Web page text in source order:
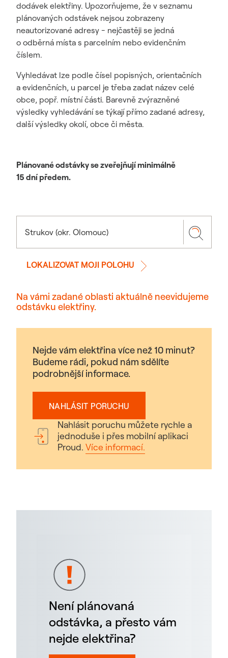
dodávek elektřiny. Upozorňujeme, že v seznamu
plánovaných odstávek nejsou zobrazeny
neautorizované adresy - nejčastěji se jedná
o odběrná místa s parcelním nebo evidenčním
číslem.
Vyhledávat lze podle čísel popisných, orientačních
a evidenčních, u parcel je třeba zadat název celé
obce, popř. místní části. Barevně zvýrazněné
výsledky vyhledávání se týkají přímo zadané adresy,
další výsledky okolí, obce či města.
Plánované odstávky se zveřejňují minimálně
15 dní předem.
LOKALIZOVAT MOJI POLOHU
Na vámi zadané oblasti aktuálně neevidujeme
odstávku elektřiny.
Nejde vám elektřina více než 10 minut?
Budeme rádi, pokud nám sdělíte
podrobnější informace.
NAHLÁSIT PORUCHU
Nahlásit poruchu můžete rychle a
jednoduše i přes mobilní aplikaci
Proud. Více informací.
Není plánovaná
odstávka, a přesto vám
nejde elektřina?